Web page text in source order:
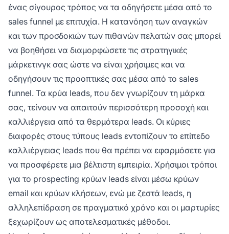
ένας σίγουρος τρόπος να τα οδηγήσετε μέσα από το
sales funnel με επιτυχία. Η κατανόηση των αναγκών
και των προσδοκιών των πιθανών πελατών σας μπορεί
να βοηθήσει να διαμορφώσετε τις στρατηγικές
μάρκετινγκ σας ώστε να είναι χρήσιμες και να
οδηγήσουν τις προοπτικές σας μέσα από το sales
funnel. Τα κρύα leads, που δεν γνωρίζουν τη μάρκα
σας, τείνουν να απαιτούν περισσότερη προσοχή και
καλλιέργεια από τα θερμότερα leads. Οι κύριες
διαφορές στους τύπους leads εντοπίζουν το επίπεδο
καλλιέργειας leads που θα πρέπει να εφαρμόσετε για
να προσφέρετε μια βέλτιστη εμπειρία. Χρήσιμοι τρόποι
για το prospecting κρύων leads είναι μέσω κρύων
email και κρύων κλήσεων, ενώ με ζεστά leads, η
αλληλεπίδραση σε πραγματικό χρόνο και οι μαρτυρίες
ξεχωρίζουν ως αποτελεσματικές μέθοδοι.